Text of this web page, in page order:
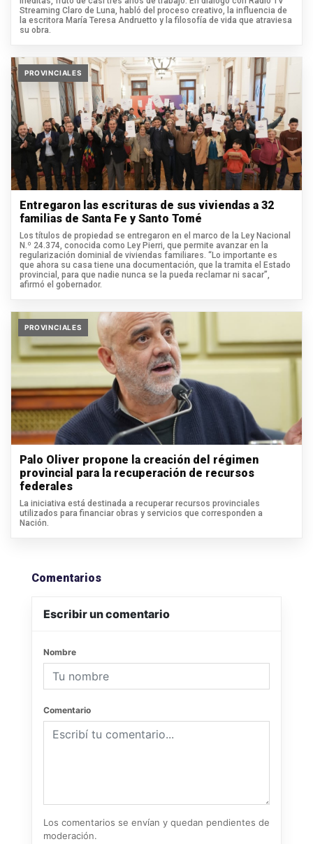
Streaming Claro de Luna, habló del proceso creativo, la influencia de
la escritora María Teresa Andruetto y la filosofía de vida que atraviesa
su obra.
PROVINCIALES
Entregaron las escrituras de sus viviendas a 32
familias de Santa Fe y Santo Tomé
Los títulos de propiedad se entregaron en el marco de la Ley Nacional
N.º 24.374, conocida como Ley Pierri, que permite avanzar en la
regularización dominial de viviendas familiares. “Lo importante es
que ahora su casa tiene una documentación, que la tramita el Estado
provincial, para que nadie nunca se la pueda reclamar ni sacar”,
afirmó el gobernador.
PROVINCIALES
Palo Oliver propone la creación del régimen
provincial para la recuperación de recursos
federales
La iniciativa está destinada a recuperar recursos provinciales
utilizados para financiar obras y servicios que corresponden a
Nación.
Comentarios
Escribir un comentario
Nombre
Comentario
Los comentarios se envían y quedan pendientes de
moderación.